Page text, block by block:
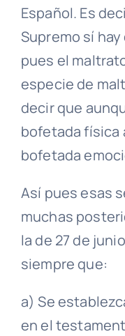
Español. Es
Supremo sí
pues el
especie de
decir que
bofetada física
bofetada
Así pues esas
muchas
la de 27 de
siempre que:
a) Se
en el